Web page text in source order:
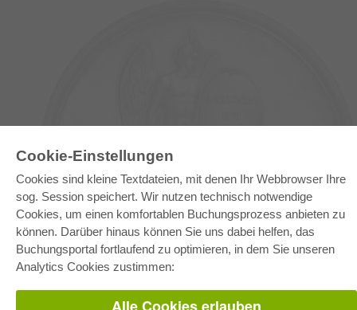
Cookie-Einstellungen
Cookies sind kleine Textdateien, mit denen Ihr Webbrowser Ihre
sog. Session speichert. Wir nutzen technisch notwendige
Cookies, um einen komfortablen Buchungsprozess anbieten zu
können. Darüber hinaus können Sie uns dabei helfen, das
Buchungsportal fortlaufend zu optimieren, in dem Sie unseren
Analytics Cookies zustimmen:
E-COLLECTION
Gesamtpaket
Fachbereichspakete
Pick & Choose
Häufig gestellte Fragen (FAQ)
WEBSHOP